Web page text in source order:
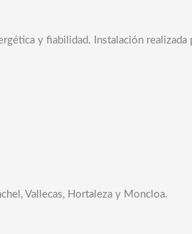
y fiabilidad. Instalación realizada
Vallecas, Hortaleza y Moncloa.